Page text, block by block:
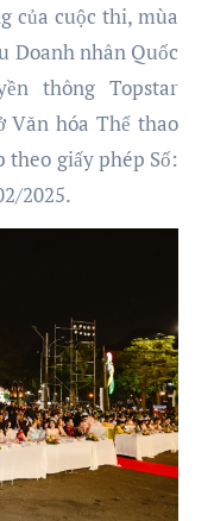
của cuộc thi, mùa
Doanh nhân Quốc
thông Topstar
Văn hóa Thể thao
giấy phép Số:
2025.